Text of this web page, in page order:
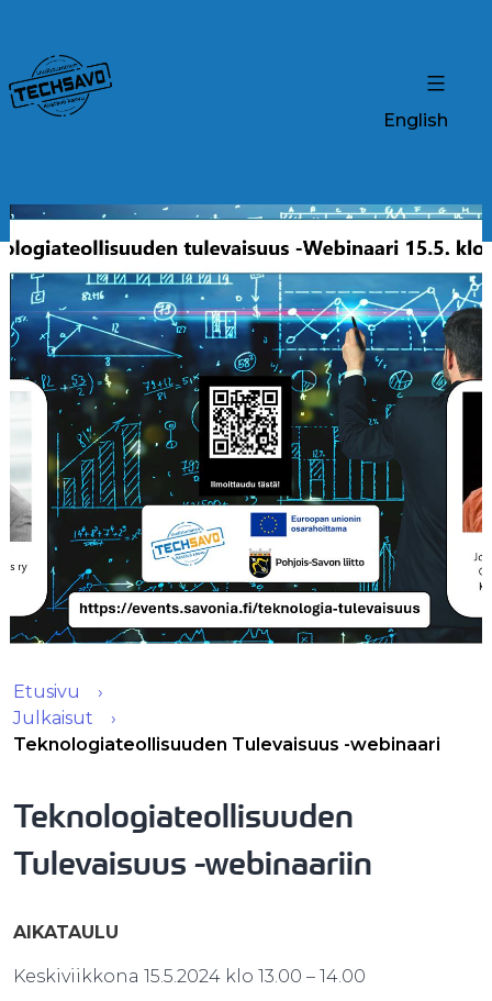
English
Etusivu
Julkaisut
Teknologiateollisuuden Tulevaisuus -webinaari
Teknologiateollisuuden
Tulevaisuus -webinaariin
AIKATAULU​
Keskiviikkona 15.5.2024 klo 13.00 – 14.00